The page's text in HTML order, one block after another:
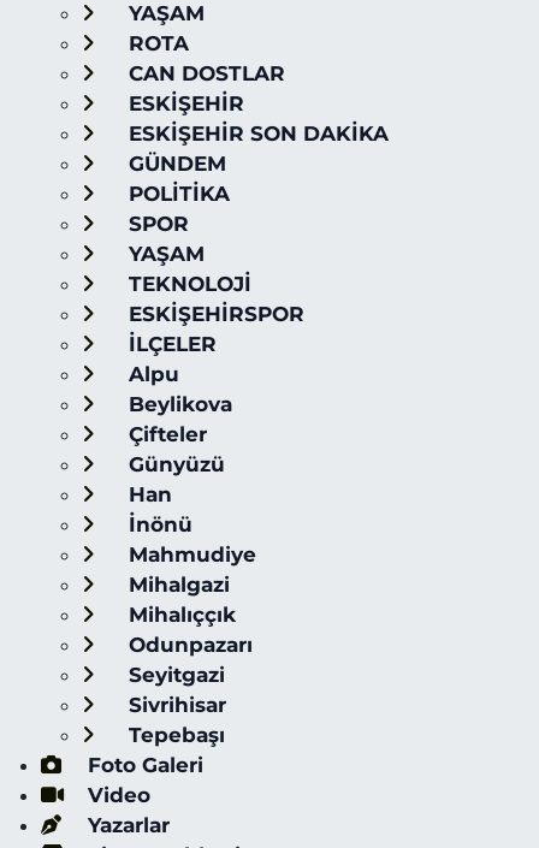
YAŞAM
ROTA
CAN DOSTLAR
ESKİŞEHİR
ESKİŞEHİR SON DAKİKA
GÜNDEM
POLİTİKA
SPOR
YAŞAM
TEKNOLOJİ
ESKİŞEHİRSPOR
İLÇELER
Alpu
Beylikova
Çifteler
Günyüzü
Han
İnönü
Mahmudiye
Mihalgazi
Mihalıççık
Odunpazarı
Seyitgazi
Sivrihisar
Tepebaşı
Foto Galeri
Video
Yazarlar